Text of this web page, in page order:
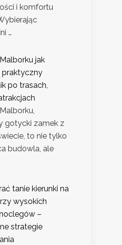
i komfortu
…
jak
praktyczny
po trasach,
gotycki zamek z
to nie tylko
budowla, ale
tanie kierunki na
wysokich
–
strategie